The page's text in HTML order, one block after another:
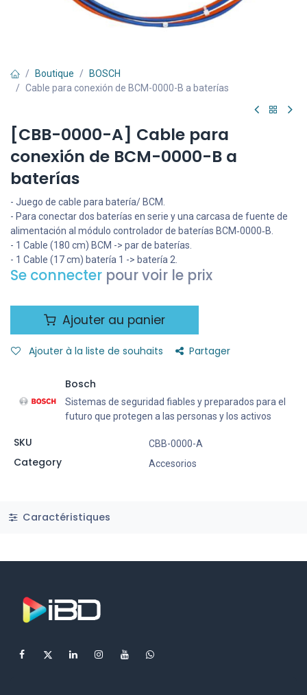
Boutique
BOSCH
Cable para conexión de BCM-0000-B a baterías
[CBB-0000-A] Cable para
conexión de BCM-0000-B a
baterías
- Juego de cable para batería/ BCM.
- Para conectar dos baterías en serie y una carcasa de fuente de
alimentación al módulo controlador de baterías BCM‑0000‑B.
- 1 Cable (180 cm) BCM -> par de baterías.
- 1 Cable (17 cm) batería 1 -> batería 2.
Se connecter pour voir le prix
Ajouter au panier
Ajouter à la liste de souhaits Partager
Bosch
Sistemas de seguridad fiables y preparados para el
futuro que protegen a las personas y los activos
SKU CBB-0000-A
Category Accesorios
Caractéristiques